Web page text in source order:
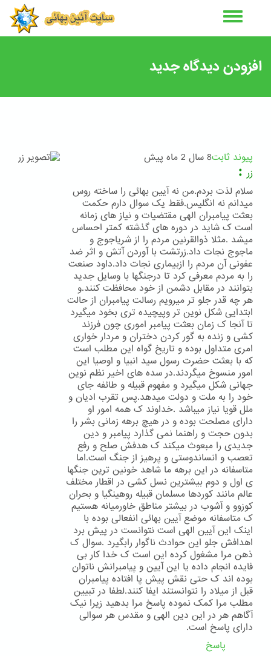
افزودن دیدگاه جدید
پیوند ثابت8 سال 2 ماه پیش
زر:
سلام لذت بردم.من نه آیین بهائی را ساخته روس
میدانم نه انگلیس.فقط یک سوال دارم حکمت
بعثت پیامبران الهی مقتضیات و نیاز های زمانه
است ک شاید در دوره های گذشته کمتر احساس
میشد .مثلا ذوالقرنین مردم را از شریاجوج و
ماجوج نجات داد.زرتشت با آوردن آتش و اثر ضد
عفونی آن مردم را ازبیماری نجات داد.داود صنعت
را به مردم معرفی کرد تا درجنگها با وسایل جدید
بتوانند در مقابل دشمن از خود محافظت کنند.و
هر چه قدر جلو تر میرویم رسالت پیامبران از حالت
ابتدایی شکل نوین تر وپیچیده تری بخود میگیرد
تا آنجا ک زمان بعثت پیامبر اموری چون فرزند
کشی و زنده به گور کردن دختران و مردار خواری
امری متداول بوده و تاریخ گواه این مطلب است
که با بعثت حضرت رسول سید انبیا و اوصیا این
امور منسوخ میگردند.در سده های اخیر نظم نوین
جهانی شکل میگیرد و مفهوم قبیله و طائفه جای
خود را به ملت و دولت میدهد.پس تقرب ادیان و
ملل قویا نیاز میباشد .خداوند ک همه امور او
دارای مصلحت بوده و در هیچ برهه زمانی بشر را
بدون حجت و راهنما نمی گذارد پیامبر و دین
جدیدی را مبعوث میکند ک هدفش صلح و رفع
تعصب و انساندوستی و پرهیز از جنگ است.اما
متاسفانه در این برهه ما شاهد خونین ترین جنگها
ی اول و دوم بیشترین نسل کشی در اقطار مختلف
عالم مانند کوردها مسلمان قبیله روهینگیا و بحران
کوزوو و آشوب در بیشتر مناطق خاورمیانه هستیم
ک متاسفانه موضع آیین بهائی انفعالی بوده با
اینک این آیین الهی است نتوانست در پیش برد
اهدافش جلو این حوادث ناگوار رابگیرد .سوال ک
ذهن مرا مشغول کرده این است ک خدا کار بی
فایده انجام داده یا این آیین و پیامبرانش ناتوان
بوده اند ک حتی نقش پیش پا افتاده پیامبران
قبل از میلاد را نتوانستند ایفا کنند.لطفا در تبیین
مطلب مرا کمک نموده پاسخ مرا بدهید زیرا نیک
آگاهم هر در این دین الهی و مقدس هر سوالی
دارای پاسخ است.
پاسخ